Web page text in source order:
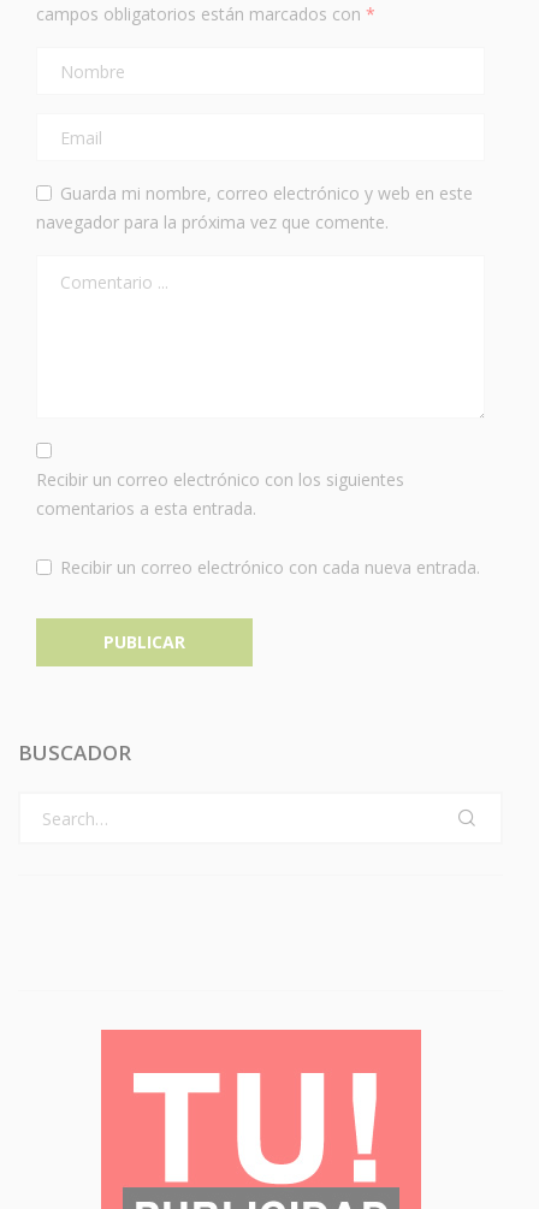
campos obligatorios están marcados con *
Guarda mi nombre, correo electrónico y web en este
navegador para la próxima vez que comente.
Recibir un correo electrónico con los siguientes
comentarios a esta entrada.
Recibir un correo electrónico con cada nueva entrada.
BUSCADOR